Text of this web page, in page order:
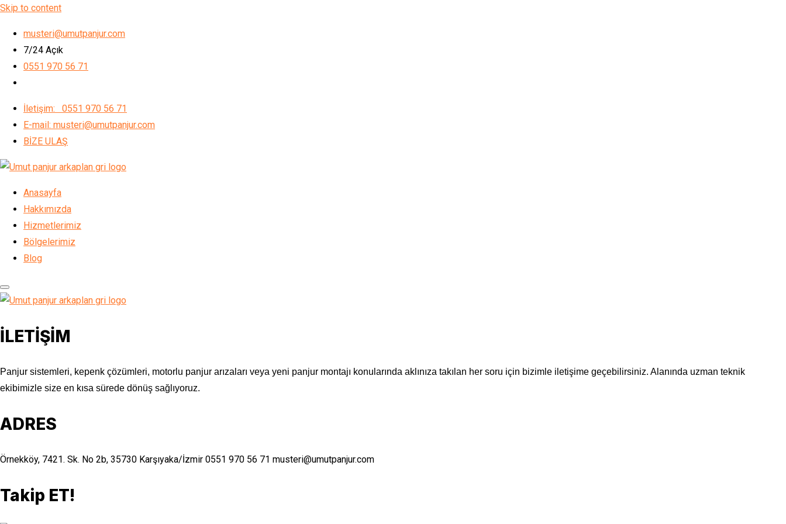
Skip to content
musteri@umutpanjur.com
7/24 Açık
0551 970 56 71
İletişim: 0551 970 56 71
E-mail: musteri@umutpanjur.com
BİZE ULAŞ
Anasayfa
Hakkımızda
Hizmetlerimiz
Bölgelerimiz
Blog
İLETİŞİM
Panjur sistemleri, kepenk çözümleri, motorlu panjur arızaları veya yeni panjur montajı konularında aklınıza takılan her soru için bizimle iletişime geçebilirsiniz. Alanında uzman teknik
ekibimizle size en kısa sürede dönüş sağlıyoruz.
ADRES
Örnekköy, 7421. Sk. No 2b, 35730 Karşıyaka/İzmir 0551 970 56 71 musteri@umutpanjur.com
Takip ET!